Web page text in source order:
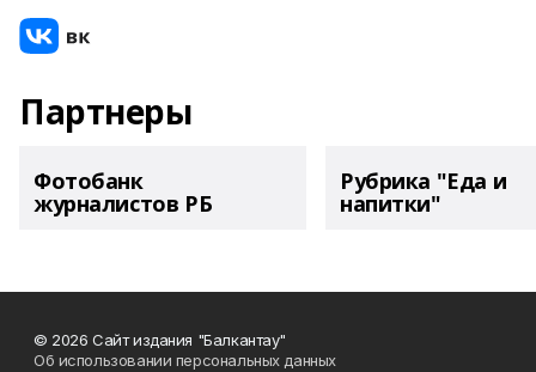
Партнеры
Фотобанк
журналистов РБ
Рубрика "Еда и
напитки"
© 2026 Сайт издания "Балкантау"
Об использовании персональных данных